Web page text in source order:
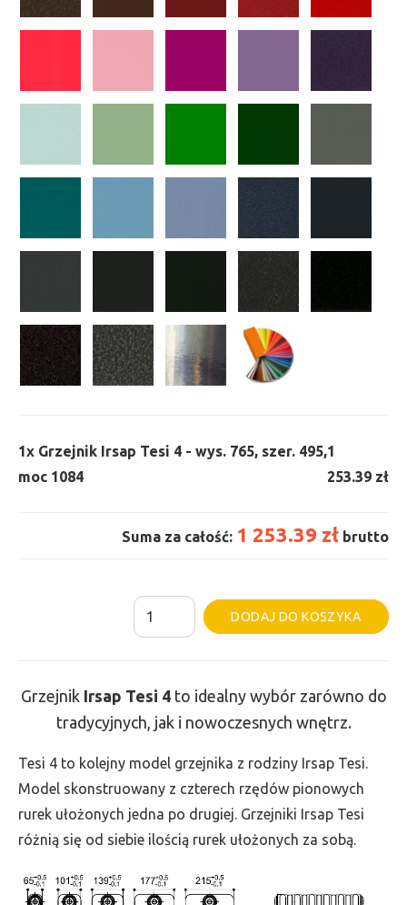
1x Grzejnik Irsap Tesi 4 - wys. 765, szer. 495,
moc 1084
1
253.39 zł
Suma za całość: 1 253.39 zł brutto
ilość
Grzejnik
wys.
765,
szer.
495,
1084
DODAJ DO KOSZYKA
Grzejnik Irsap Tesi 4to idealny wybór zarówno do
tradycyjnych, jak i nowoczesnych wnętrz.
Tesi 4 to kolejny model grzejnika z rodziny Irsap Tesi.
Model skonstruowany z czterech rzędów pionowych
rurek ułożonych jedna po drugiej. Grzejniki Irsap Tesi
różnią się od siebie ilością rurek ułożonych za sobą.